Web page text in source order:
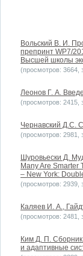
Вольский В. И.
препринт WP7/
Высшей школы
(просмотров: 3664,
Леонов Г. А.
(просмотров: 2415,
Чернавский Д.С.
(просмотров: 2981,
Шуровьески Д.
Many Are
– New York:
(просмотров: 2939,
Каляев И. А.,
(просмотров: 2481,
Ким Д. П.
и адаптивные